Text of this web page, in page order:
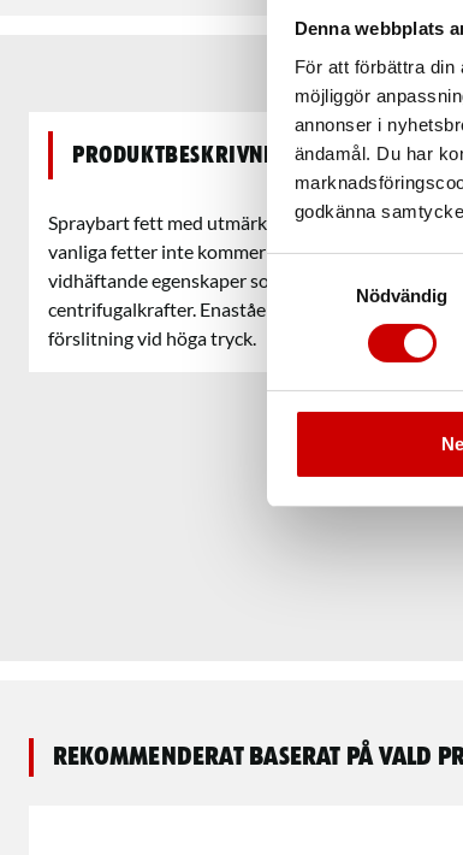
Denna webbplats
För att förbättra
möjliggör
annonser i
ändamål. Du har
godkänna
Nödvändig
Produktbeskrivning
Spraybart fett med utmärkt krypande
vanliga fetter inte kommer åt. Efter avdunstning
vidhäftande egenskaper som gör att fettet
centrifugalkrafter. Enastående tryckbeständiga
förslitning vid höga tryck.
Rekommenderat baserat på vald